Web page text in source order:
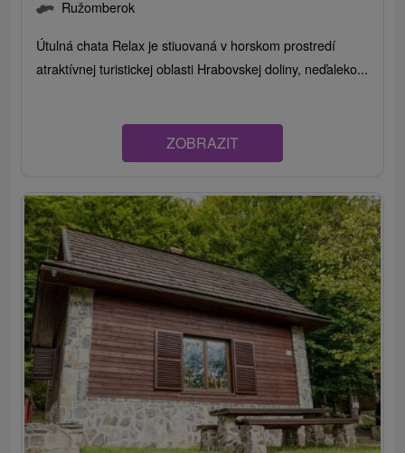
Ružomberok
Útulná chata Relax je stiuovaná v horskom prostredí
atraktívnej turistickej oblasti Hrabovskej doliny, neďaleko...
ZOBRAZIT